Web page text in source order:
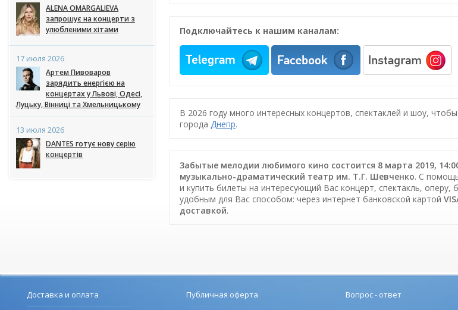
ALENA OMARGALIEVA
запрошує на концерти з
улюбленими хітами
17 июля 2026
Артем Пивоваров
зарядить енергією на
концертах у Львові, Одесі,
Луцьку, Вінниці та Хмельницькому
13 июля 2026
DANTES готує нову серію
концертів
Подключайтесь к нашим каналам:
В 2026 году много интересных концертов, спектаклей и шоу,
города Днепр.
Забытые мелодии любимого кино состоится 8 марта 2019,
музыкально-драматический театр им. Т.Г. Шевченко. С
и купить билеты на интересующий Вас концерт, спектакль,
удобным для Вас способом: через интернет банковской картой
доставкой.
Доставка и оплата Публичная оферта Вопрос - ответ